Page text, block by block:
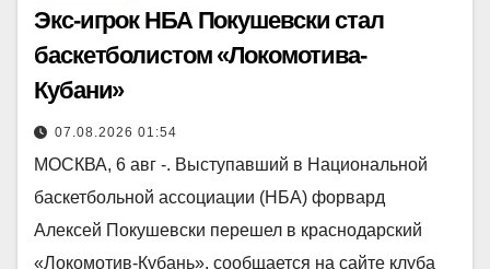
Экс-игрок НБА Покушевски стал
баскетболистом «Локомотива-
Кубани»
07.08.2026 01:54
МОСКВА, 6 авг -. Выступавший в Национальной
баскетбольной ассоциации (НБА) форвард
Алексей Покушевски перешел в краснодарский
«Локомотив-Кубань», сообщается на сайте клуба